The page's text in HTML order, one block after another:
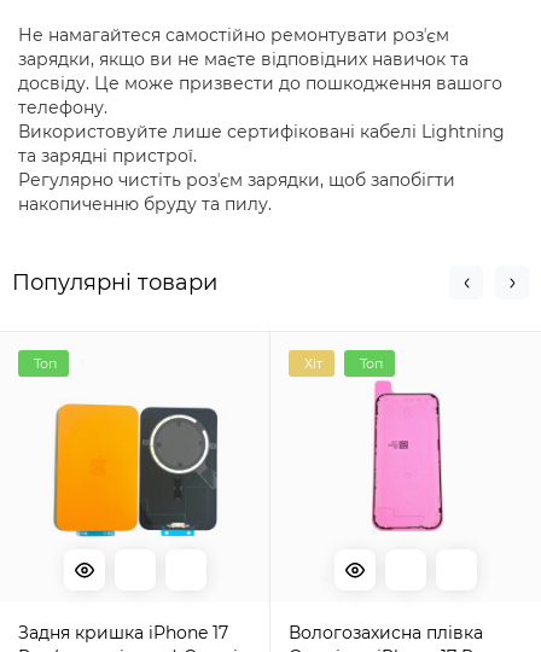
Не намагайтеся самостійно ремонтувати розʼєм
зарядки, якщо ви не маєте відповідних навичок та
досвіду. Це може призвести до пошкодження вашого
телефону.
Використовуйте лише сертифіковані кабелі Lightning
та зарядні пристрої.
Регулярно чистіть розʼєм зарядки, щоб запобігти
накопиченню бруду та пилу.
Популярні товари
Топ
Задня кришка iPhone 17
Хіт Топ
Вологозахисна плівка